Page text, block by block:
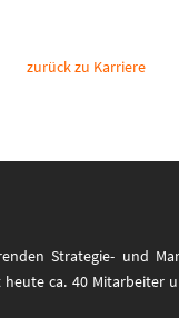
zurück zu Karriere
Strategie- und
heute ca. 40 Mitarbeiter